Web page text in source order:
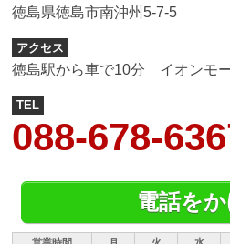
徳島県徳島市南沖州5-7-5
アクセス
徳島駅から車で10分 イオンモ
TEL
088-678-
電話を